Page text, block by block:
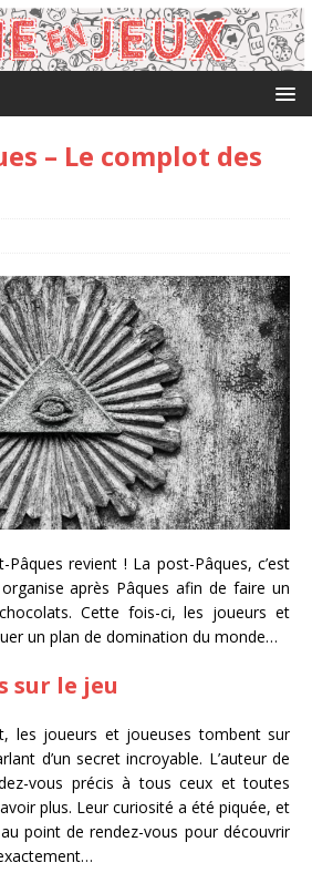
– Le complot des
revient ! La post-Pâques, c’est
après Pâques afin de faire un
Cette fois-ci, les joueurs et
un plan de domination du monde…
sur le jeu
les joueurs et joueuses tombent sur
d’un secret incroyable. L’auteur de
vous précis à tous ceux et toutes
plus. Leur curiosité a été piquée, et
point de rendez-vous pour découvrir